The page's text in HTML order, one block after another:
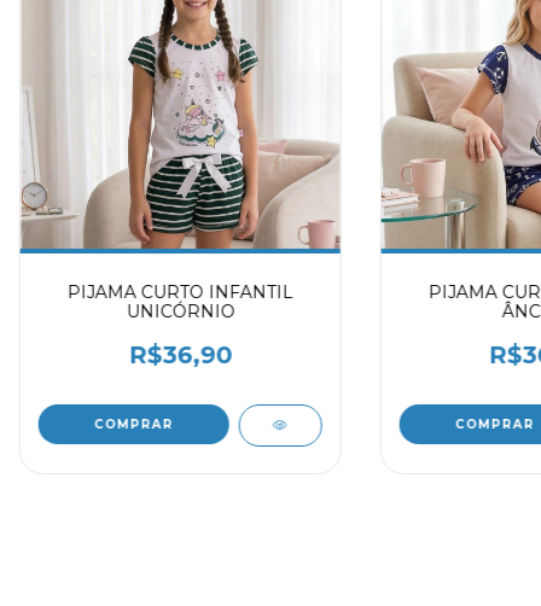
PIJAMA CURTO INFANTIL
UNICÓRNIO
R$36,90
COMPRAR
PIJAMA
COMPRAR